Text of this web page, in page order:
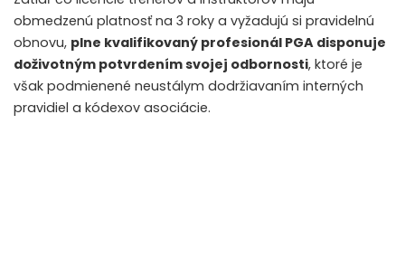
obmedzenú platnosť na 3 roky a vyžadujú si pravidelnú
obnovu, plne kvalifikovaný profesionál PGA disponuje
doživotným potvrdením svojej odbornosti, ktoré je
však podmienené neustálym dodržiavaním interných
pravidiel a kódexov asociácie.